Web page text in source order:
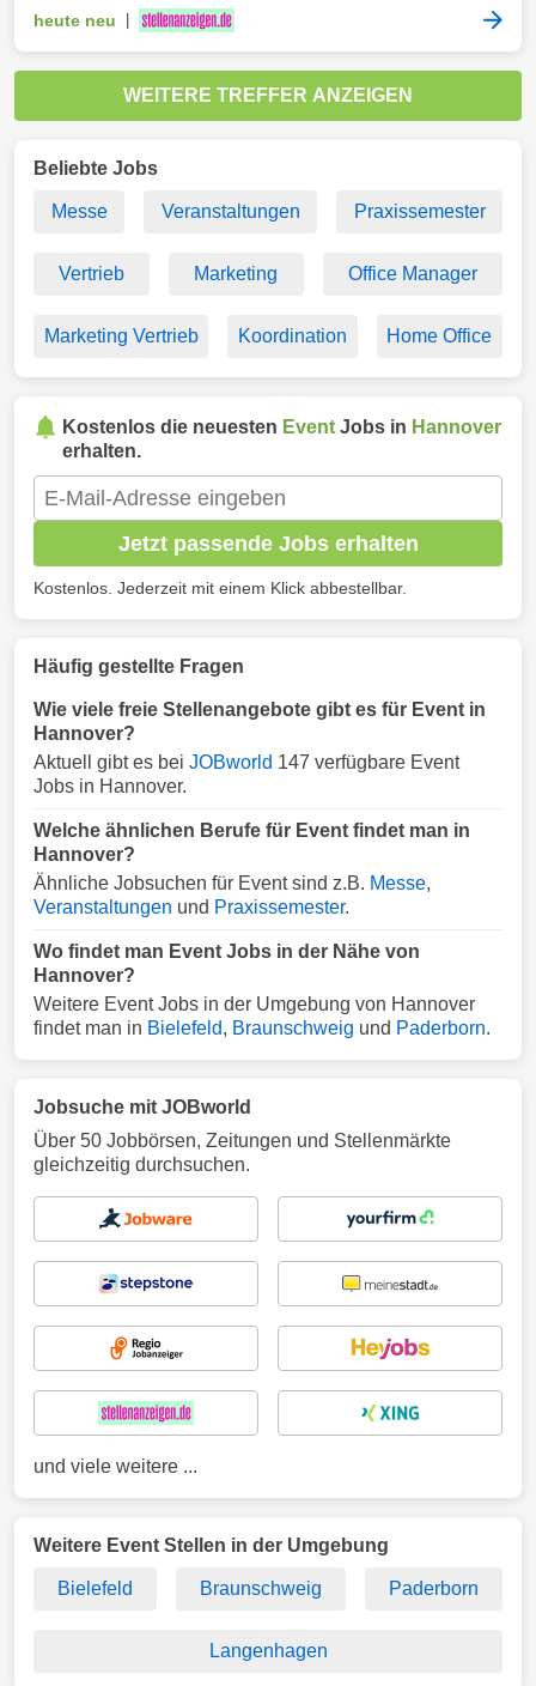
heute neu
WEITERE TREFFER ANZEIGEN
Beliebte Jobs
Messe Veranstaltungen Praxissemester
Vertrieb Marketing Office Manager
Marketing Vertrieb Koordination Home Office
Kostenlos die neuesten Event Jobs in Hannover
erhalten.
Jetzt passende Jobs erhalten
Kostenlos. Jederzeit mit einem Klick abbestellbar.
Häufig gestellte Fragen
Wie viele freie Stellenangebote gibt es für Event in
Hannover?
Aktuell gibt es bei JOBworld 147 verfügbare Event
Jobs in Hannover.
Welche ähnlichen Berufe für Event findet man in
Hannover?
Ähnliche Jobsuchen für Event sind z.B. Messe,
Veranstaltungen und Praxissemester.
Wo findet man Event Jobs in der Nähe von
Hannover?
Weitere Event Jobs in der Umgebung von Hannover
findet man in Bielefeld, Braunschweig und Paderborn.
Jobsuche mit JOBworld
Über 50 Jobbörsen, Zeitungen und Stellenmärkte
gleichzeitig durchsuchen.
und viele weitere ...
Weitere Event Stellen in der Umgebung
Bielefeld Braunschweig Paderborn
Langenhagen